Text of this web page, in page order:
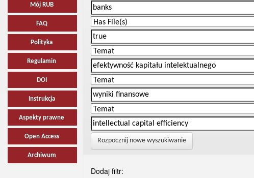
Mój RUB
FAQ
Polityka
Regulamin
DOI
Instrukcja
Aspekty prawne
Open Access
Archiwum
Rozpocznij nowe wyszukiwanie
Dodaj filtr: